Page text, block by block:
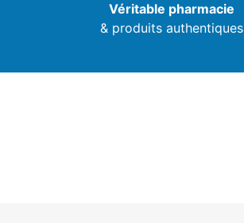
Véritable pharmacie
& produits authentiques